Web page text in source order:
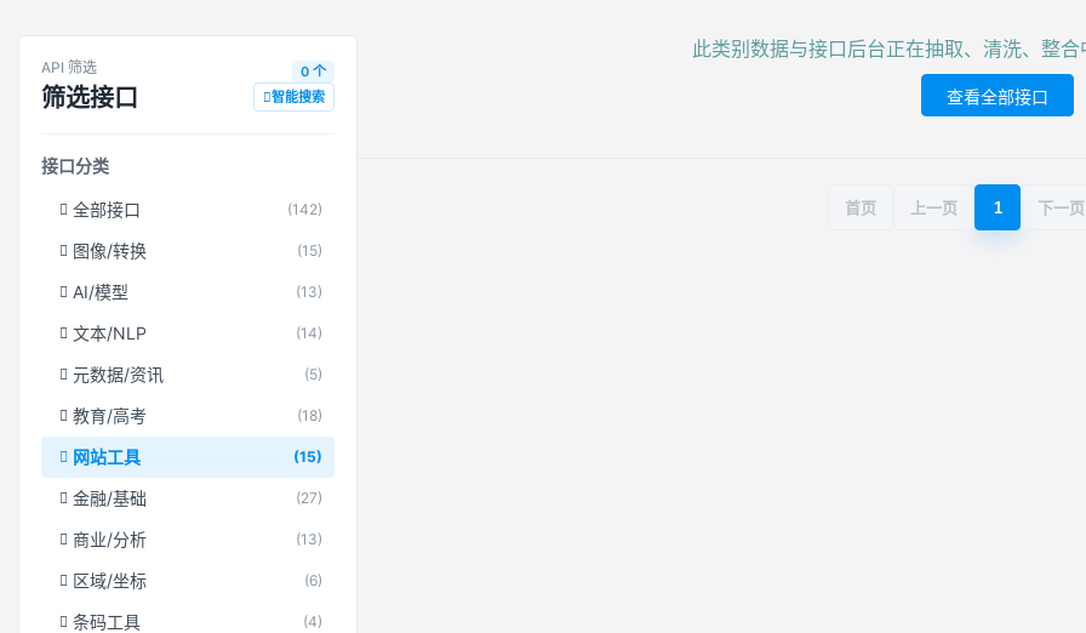
API 筛选
筛选接口
0 个
智能搜索
接口分类
全部接口 (142)
图像/转换 (15)
AI/模型 (13)
文本/NLP (14)
元数据/资讯 (5)
教育/高考 (18)
网站工具 (15)
金融/基础 (27)
商业/分析 (13)
区域/坐标 (6)
条码工具 (4)
此类别数据与接口后台正在抽取、清洗、整
查看全部接口
首页 上一页 1 下一页